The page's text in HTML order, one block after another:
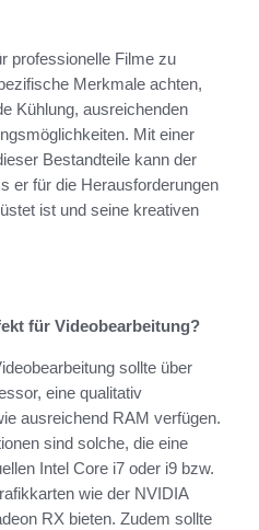
professionelle Filme zu
Merkmale achten,
Kühlung, ausreichenden
Mit einer
Bestandteile kann der
er für die Herausforderungen
ist und seine kreativen
für Videobearbeitung?
sollte über
eine qualitativ
ausreichend RAM verfügen.
sind solche, die eine
Intel Core i7 oder i9 bzw.
wie der NVIDIA
RX bieten. Zudem sollte